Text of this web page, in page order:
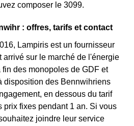
composer le 3099.
: offres, tarifs et contact
Lampiris est un fournisseur
arrivé sur le marché de l'énergie
des monopoles de GDF et
disposition des Bennwihriens
en dessous du tarif
prix fixes pendant 1 an. Si vous
joindre leur service